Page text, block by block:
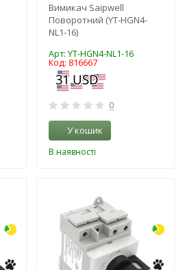
Вимикач Saipwell
Поворотний (YT-HGN4-
NL1-16)
Арт: YT-HGN4-NL1-16
Код: 816667
0
У кошик
В наявності